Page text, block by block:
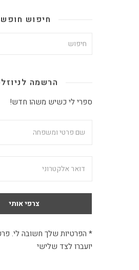
חיפוש
הרשמה
ספרי לי כשיש משהו חדש!
* הפרטיות שלך חשובה לי.
יועברו לצד שלישי